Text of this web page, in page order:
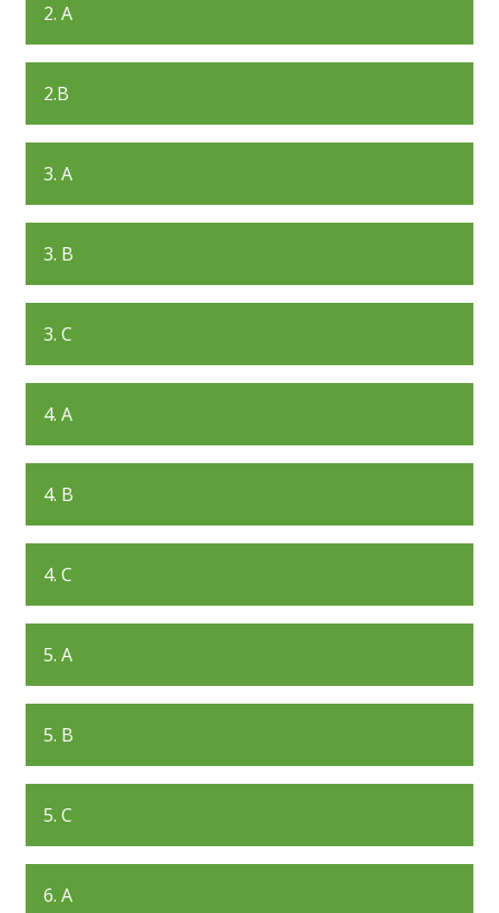
2. A
2.B
3. A
3. B
3. C
4. A
4. B
4. C
5. A
5. B
5. C
6. A